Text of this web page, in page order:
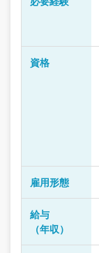
資格
雇用形態
給与
（年収）